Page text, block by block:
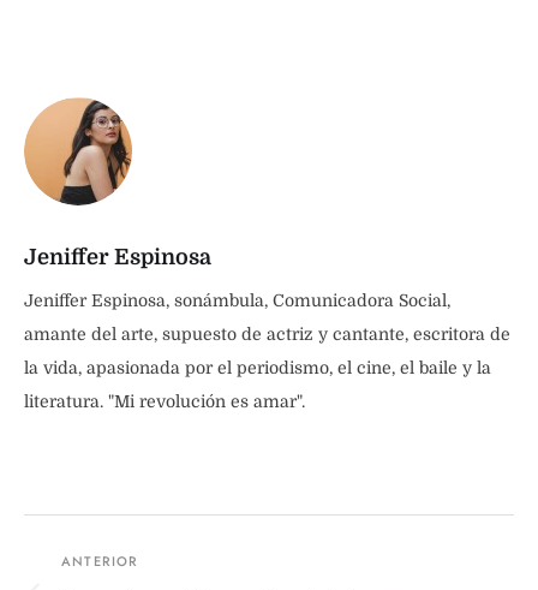
Jeniffer Espinosa
Jeniffer Espinosa, sonámbula, Comunicadora Social,
amante del arte, supuesto de actriz y cantante, escritora de
la vida, apasionada por el periodismo, el cine, el baile y la
literatura. "Mi revolución es amar".